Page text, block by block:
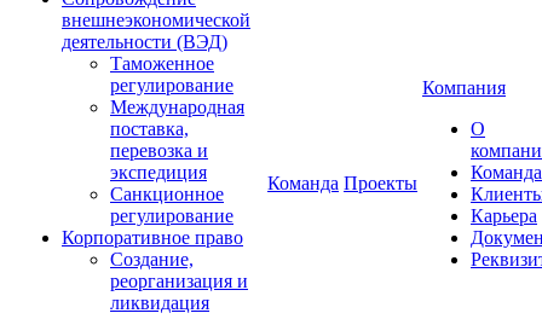
внешнеэкономической
деятельности (ВЭД)
Таможенное
регулирование
Международная
поставка,
перевозка и
экспедиция
Санкционное
регулирование
Корпоративное право
Создание,
реорганизация и
ликвидация
Команда Проекты
Компания
О
Команда
Карьера